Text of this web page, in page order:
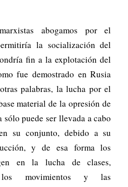
abogamos por el
la socialización del
fin a la explotación del
fue demostrado en Rusia
palabras, la lucha por el
material de la opresión de
sólo puede ser llevada a cabo
su conjunto, debido a su
y de esa forma los
en la lucha de clases,
movimientos y las